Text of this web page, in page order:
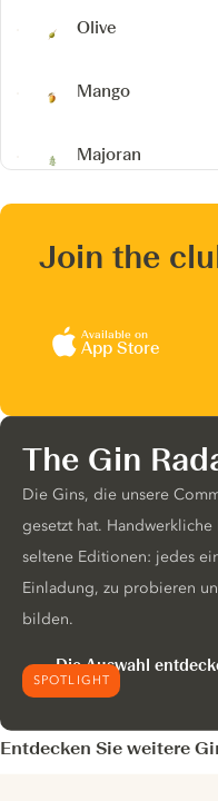
Olive
Mango
Majoran
Join the
Available on
App Store
SPOTLIGHT
The Gin
Die Gins, die unsere
gesetzt hat.
seltene Editionen: jedes
Einladung, zu probieren
bilden.
Die Auswahl
Entdecken Sie weitere